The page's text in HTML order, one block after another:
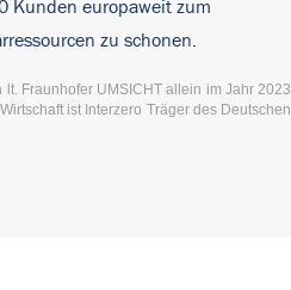
Kunden europaweit zum
zu schonen.
Fraunhofer UMSICHT allein im Jahr 2023
ist Interzero Träger des Deutschen